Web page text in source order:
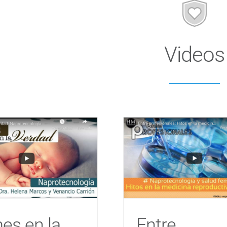
Videos